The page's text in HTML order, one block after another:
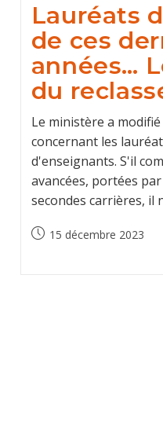
Lauréats
de ces
années…
du
Le ministère a
concernant les
d'enseignants. S'il
avancées, portées
secondes carrières, il
Publication
15 décembre 2023